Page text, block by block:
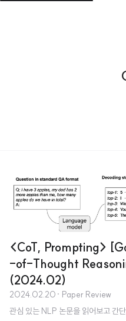
<CoT, Prompting>
-of-Thought
(2024.02)
2024.02.20 · Paper Review
관심 있는 NLP 논문을 읽어보고 간